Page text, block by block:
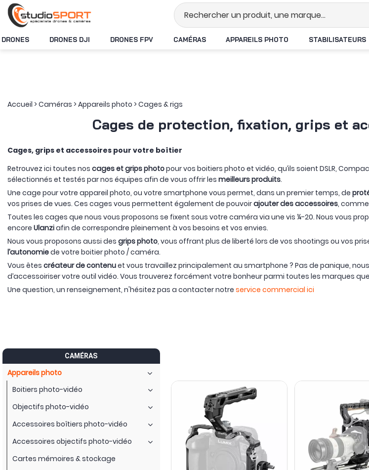
Stock en temps réel
DRONES DRONES DJI DRONES FPV CAMÉRAS APPAREILS PHOTO STABILISATEURS
Accueil >Caméras >Appareils photo >Cages & rigs
Cages de protection, fixation, grips et
Cages, grips et accessoires pour votre boîtier
Retrouvez ici toutes nos cages et grips photopour vos boitiers photo et vidéo, qu’ils soient DSLR,
sélectionnés et testés par nos équipes afin de vous offrir les meilleurs produits.
Une cage pour votre appareil photo, ou votre smartphone vous permet, dans un premier temps, de
vos prises de vues. Ces cages vous permettent également de pouvoirajouter des accessoires,
Toutes les cages que nous vous proposons se fixent sous votre caméra via une vis ¼-20. Nous vous
encore Ulanziafin de correspondre pleinement à vos besoins et vos envies.
Nous vous proposons aussi des grips photo, vous offrant plus de liberté lors de vos shootings ou vos
l’autonomiede votre boitier photo / caméra.
Vous êtes créateur de contenuet vous travaillez principalement au smartphone ? Pas de panique,
d’accessoiriser votre outil vidéo. Vous trouverez forcément votre bonheur parmi toutes les marques
Une question, un renseignement, n'hésitez pas a contacter notre service commercial ici
CAMÉRAS
Appareils photo
Boitiers photo-vidéo
Objectifs photo-vidéo
Accessoires boîtiers photo-vidéo
Accessoires objectifs photo-vidéo
Cartes mémoires & stockage